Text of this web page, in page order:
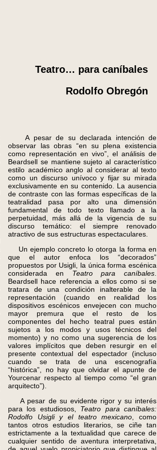
Teatro… para caníbales
Rodolfo Obregón
A pesar de su declarada intención de
observar las obras “en su plena existencia
como representación en vivo”, el análisis de
Beardsell se mantiene sujeto al característico
estilo académico anglo al considerar al texto
como un discurso unívoco y fijar su mirada
exclusivamente en su contenido. La ausencia
de contraste con las formas específicas de la
teatralidad pasa por alto una dimensión
fundamental de todo texto llamado a la
perpetuidad, más allá de la vigencia de su
discurso temático: el siempre renovado
atractivo de sus estructuras espectaculares.
Un ejemplo concreto lo otorga la forma en
que el autor enfoca los “decorados”
propuestos por Usigli, la única forma escénica
considerada en Teatro para caníbales
Beardsell hace referencia a ellos como si se
tratara de una condición inalterable de la
representación (cuando en realidad los
dispositivos escénicos envejecen con mucho
mayor premura que el resto de los
componentes del hecho teatral pues están
sujetos a los modos y usos técnicos del
momento) y no como una sugerencia de los
valores implícitos que deben resurgir en el
presente contextual del espectador (incluso
cuando se trata de una escenografía
“histórica”, no hay que olvidar el apunte de
Yourcenar respecto al tiempo como “el gran
arquitecto”).
A pesar de su evidente rigor y su interés
para los estudiosos, Teatro para caníbales:
Rodolfo Usigli y el teatro mexicano , como
tantos otros estudios literarios, se ciñe tan
estrictamente a la textualidad que carece de
cualquier sentido de aventura interpretativa,